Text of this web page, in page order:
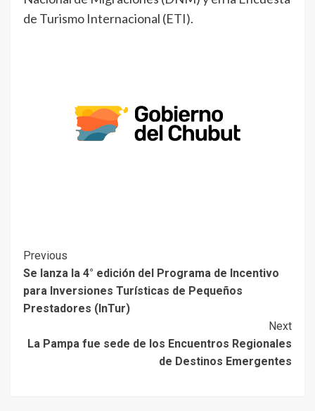
de Turismo Internacional (ETI).
Previous
Se lanza la 4° edición del Programa de Incentivo
para Inversiones Turísticas de Pequeños
Prestadores (InTur)
Next
La Pampa fue sede de los Encuentros Regionales
de Destinos Emergentes